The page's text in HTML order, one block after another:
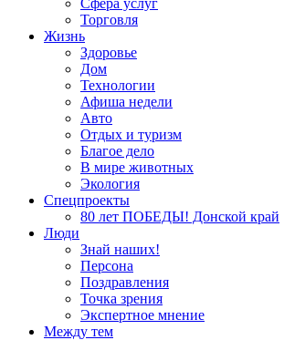
Сфера услуг
Торговля
Жизнь
Здоровье
Дом
Технологии
Афиша недели
Авто
Отдых и туризм
Благое дело
В мире животных
Экология
Спецпроекты
80 лет ПОБЕДЫ! Донской край
Люди
Знай наших!
Персона
Поздравления
Точка зрения
Экспертное мнение
Между тем